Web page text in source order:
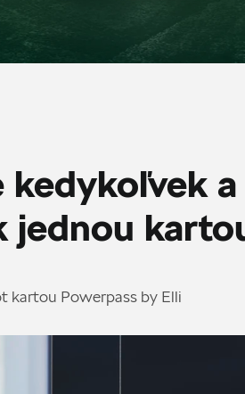
kedykoľvek a
jednou
kartou Powerpass by Elli